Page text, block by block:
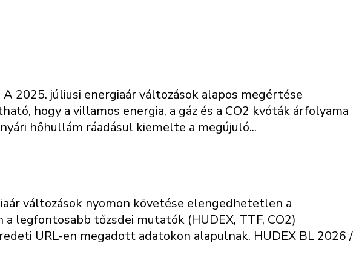
2025. júliusi energiaár változások alapos megértése
hogy a villamos energia, a gáz és a CO2 kvóták árfolyama
hőhullám ráadásul kiemelte a megújuló...
változások nyomon követése elengedhetetlen a
legfontosabb tőzsdei mutatók (HUDEX, TTF, CO2)
URL-en megadott adatokon alapulnak. HUDEX BL 2026 /